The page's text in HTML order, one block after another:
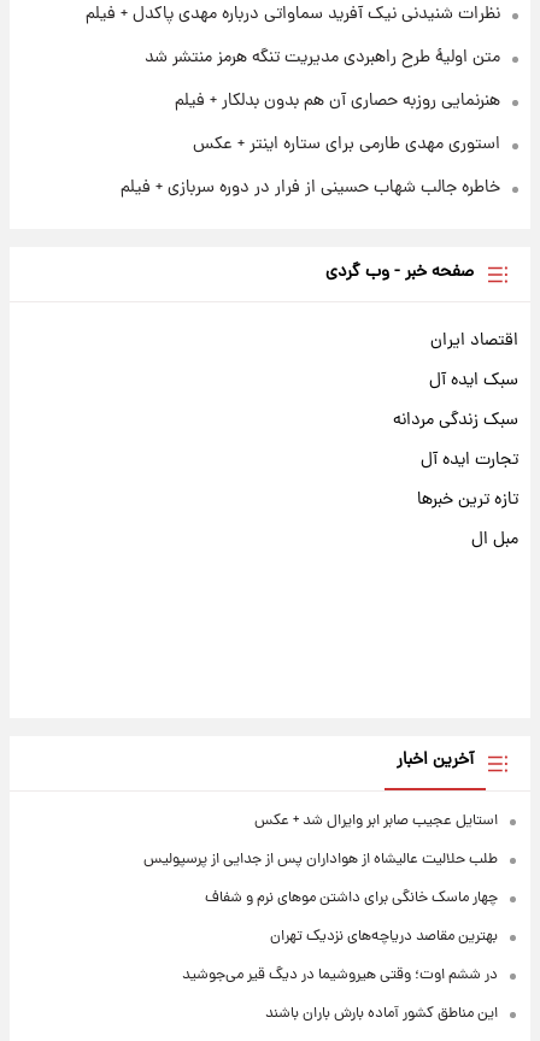
سود مشارکت چند درصد است؟
نظرات شنیدنی نیک آفرید سماواتی درباره مهدی پاکدل + فیلم
متن اولیۀ طرح راهبردی مدیریت تنگه هرمز منتشر شد
هنرنمایی روزبه حصاری آن هم بدون بدلکار + فیلم
استوری مهدی طارمی برای ستاره اینتر + عکس
خاطره جالب شهاب حسینی از فرار در دوره سربازی + فیلم
صفحه خبر - وب گردی
اقتصاد ایران
سبک ایده آل
سبک زندگی مردانه
تجارت ایده آل
تازه ترین خبرها
مبل ال
آخرین اخبار
استایل عجیب صابر ابر وایرال شد + عکس
طلب حلالیت عالیشاه از هواداران پس از جدایی از پرسپولیس
چهار ماسک خانگی برای داشتن موهای نرم و شفاف
بهترین مقاصد دریاچه‌های نزدیک تهران
در ششم اوت؛ وقتی هیروشیما در دیگ قیر می‌جوشید
این مناطق کشور آماده بارش باران باشند